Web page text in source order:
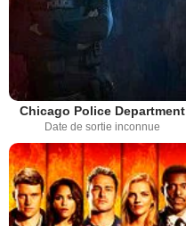
Chicago Police Department
Date de sortie inconnue